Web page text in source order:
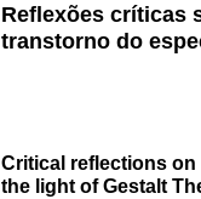
Reflexões críticas
transtorno do
Critical reflections
the light of Gestalt